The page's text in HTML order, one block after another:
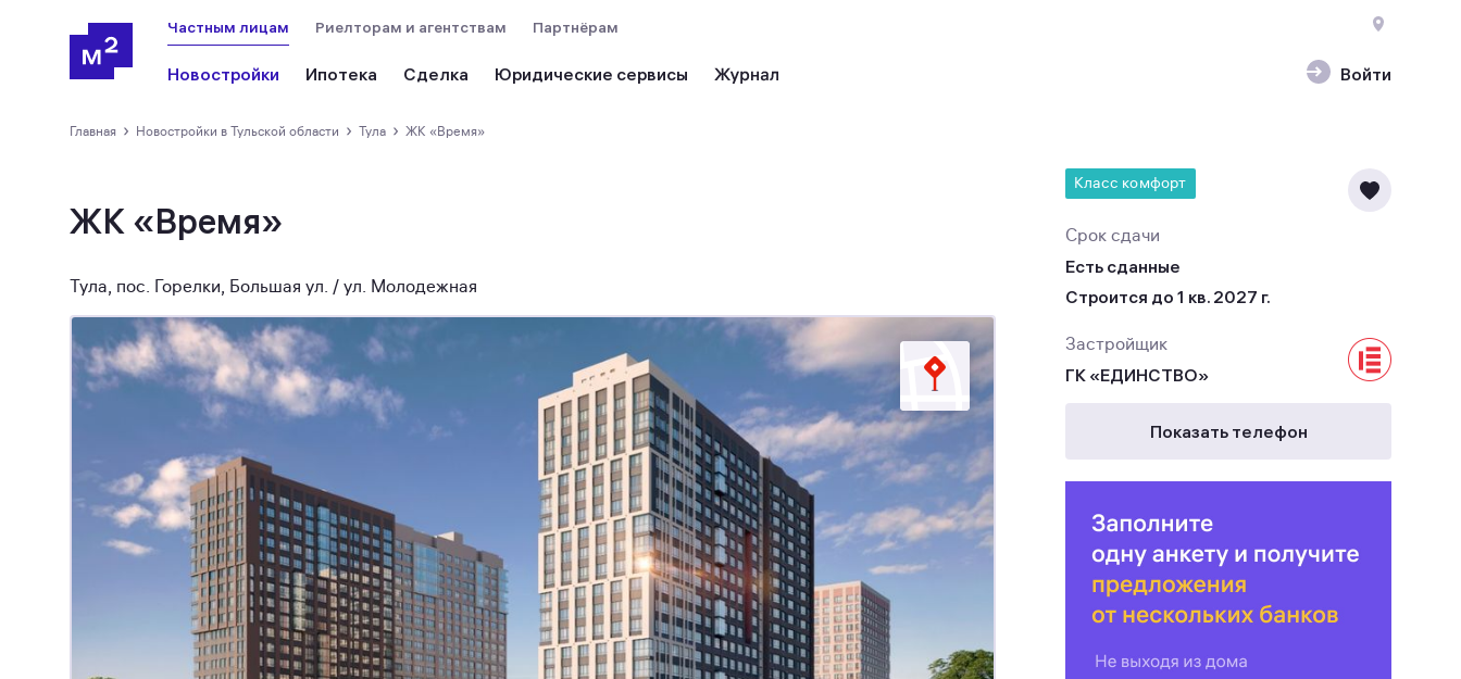
Войти
Частным лицам
Новостройки Ипотека Сделка Юридические сервисы
Риелторам и агентствам Партнёрам
Главная › новостройки в Тульской области › Тула › ЖК «Время»
ЖК «Время»
Тула, пос. Горелки, Большая ул. / ул. Молодежная
Класс комфорт
Срок сдачи
Есть сданные
Строится до 1 кв. 2027 г.
Застройщик
ГК «ЕДИНСТВО»
Показать телефон